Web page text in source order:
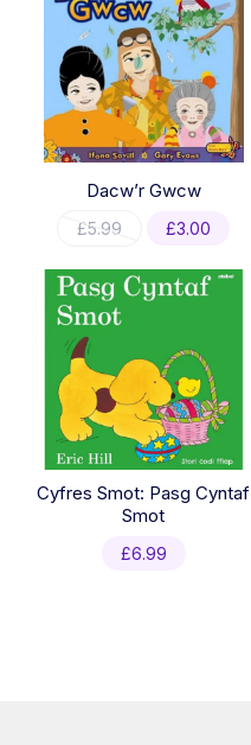
Dacw’r Gwcw
£5.99
Original
was:
£5.99.
£3.00
is:
Cyfres Smot: Pasg Cyntaf
Smot
£6.99